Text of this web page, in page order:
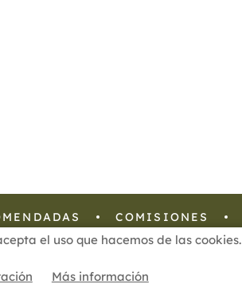
el uso que hacemos de las cookies.
Más información
COMISIONES